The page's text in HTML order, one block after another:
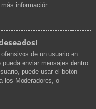
información.
de un usuario en
pueda enviar mensajes dentro
puede usar el botón
los Moderadores, o